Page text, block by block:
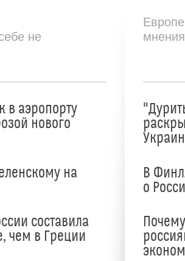
не
в аэропорту
нового
на
составила
чем в Греции
В
о